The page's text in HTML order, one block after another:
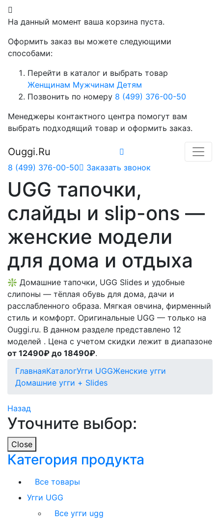
На данный момент ваша корзина пуста.
Оформить заказ вы можете следующими
способами:
Перейти в каталог и выбрать товар
Женщинам Мужчинам Детям
Позвонить по номеру 8 (499) 376-00-50
Менеджеры контактного центра помогут вам
выбрать подходящий товар и оформить заказ.
Ouggi.Ru
8 (499) 376-00-50 Заказать звонок
UGG тапочки,
слайды и slip-ons —
женские модели
для дома и отдыха
❇️ Домашние тапочки, UGG Slides и удобные
слипоны — тёплая обувь для дома, дачи и
расслабленного образа. Мягкая овчина, фирменный
стиль и комфорт. Оригинальные UGG — только на
Ouggi.ru. В данном разделе представлено 12
моделей . Цена с учетом скидки лежит в диапазоне
от 12490₽ до 18490₽.
ГлавнаяКаталогУгги UGGЖенские угги
Домашние угги + Slides
Назад
Уточните выбор:
Close
Категория продукта
Все товары
Угги UGG
Все угги ugg